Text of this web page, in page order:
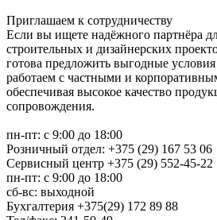
Приглашаем к сотрудничеству
Если вы ищете надёжного партнёра
строительных и дизайнерских
готова предложить выгодные
работаем с частными и
обеспечивая высокое качество
сопровождения.
пн-пт: с 9:00 до 18:00
Розничный отдел: +375 (29) 167 53 06
Сервисный центр +375 (29) 552-45-22
пн-пт: с 9:00 до 18:00
сб-вс: выходной
Бухгалтерия +375(29) 172 89 88